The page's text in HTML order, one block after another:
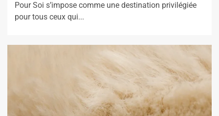
Pour Soi s’impose comme une destination privilégiée
pour tous ceux qui...